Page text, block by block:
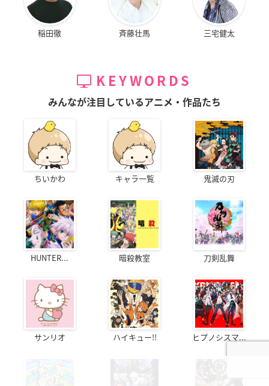
稲田徹 斉藤壮馬 三宅健太
KEYWORDS
みんなが注目しているアニメ・作品たち
ちいかわ キャラ一覧 鬼滅の刃
HUNTER... 暗殺教室 刀剣乱舞
サンリオ ハイキュー!! ヒプノシスマ...